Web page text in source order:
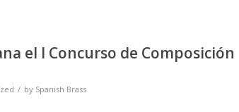
el I Concurso de Composición
by Spanish Brass